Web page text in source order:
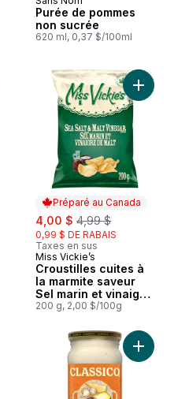
Préparé au Canada
Purée de pommes
non sucrée
620 ml, 0,37 $/100ml
Spaghetti au panier
Préparé au Canada
sale:
4,00 $ , formerly:
4,99 $
0,99 $ DE RABAIS
Taxes en sus
Préparé au Canada
Miss Vickie’s
Croustilles cuites à
la marmite saveur
Sel marin et vinaigre
de malt
200 g, 2,00 $/100g
Ajouter
Fromage Non Fondant Paneer
Ajouter